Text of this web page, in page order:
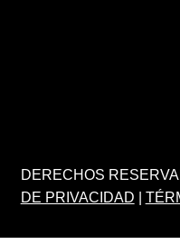
DERECHOS
DE PRIVACIDAD